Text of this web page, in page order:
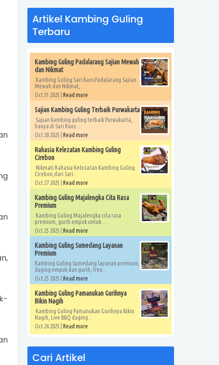
Artikel Kambing Guling
Terbaru
Kambing Guling Padalarang Sajian Mewah
dan Nikmat
Kambing Guling Sari Raos Padalarang Sajian
Mewah dan Nikmat,...
Oct 31 2025 | Read more
Sajian Kambing Guling Terbaik Purwakarta
Sajian kambing guling terbaik Purwakarta,
hanya di Sari Raos....
Oct 28 2025 | Read more
Rahasia Kelezatan Kambing Guling
Cirebon
Nikmati Rahasia Kelezatan Kambing Guling
Cirebon,dari Sari...
Oct 27 2025 | Read more
Kambing Guling Majalengka Cita Rasa
Premium
Kambing Guling Majalengka cita rasa
premium, gurih empuk untuk...
Oct 25 2025 | Read more
Kambing Guling Sumedang Layanan
Premium
Kambing Guling Sumedang layanan premium,
daging empuk dan gurih, free...
Oct 25 2025 | Read more
Kambing Guling Pamanukan Gurihnya
Bikin Nagih
Kambing Guling Pamanukan Gurihnya Bikin
Nagih, Live BBQ daging...
Oct 24 2025 | Read more
Cari Artikel